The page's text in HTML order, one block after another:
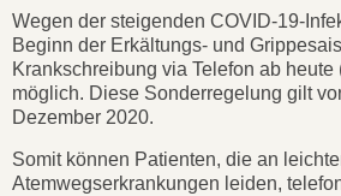
Wegen der steigenden COVID-19-
Beginn der Erkältungs- und
Krankschreibung via Telefon ab
möglich. Diese Sonderregelung gilt
Dezember 2020.
Somit können Patienten, die an
Atemwegserkrankungen leiden,